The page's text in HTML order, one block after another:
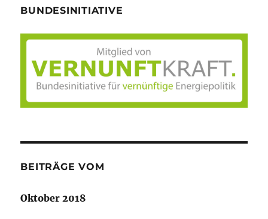
BUNDESINITIATIVE
BEITRÄGE VOM
Oktober 2018